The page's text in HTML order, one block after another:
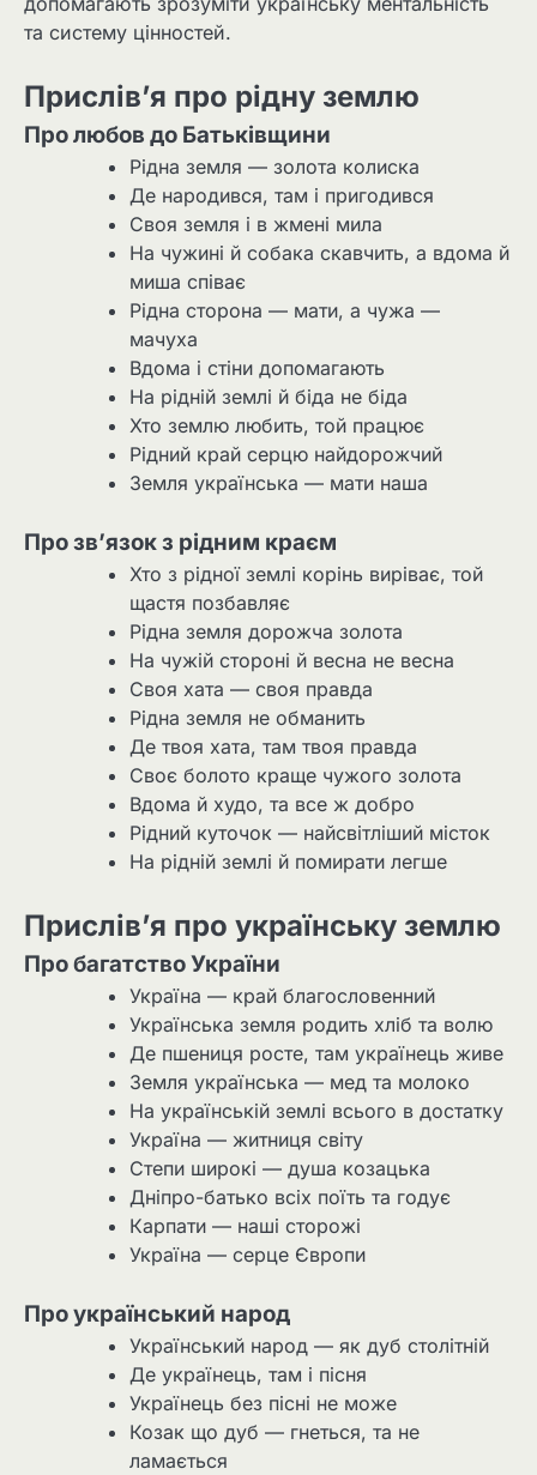
та систему цінностей.
Прислів’я про рідну землю
Про любов до Батьківщини
Рідна земля — золота колиска
Де народився, там і пригодився
Своя земля і в жмені мила
На чужині й собака скавчить, а вдома й
миша співає
Рідна сторона — мати, а чужа —
мачуха
Вдома і стіни допомагають
На рідній землі й біда не біда
Хто землю любить, той працює
Рідний край серцю найдорожчий
Земля українська — мати наша
Про зв’язок з рідним краєм
Хто з рідної землі корінь виріває, той
щастя позбавляє
Рідна земля дорожча золота
На чужій стороні й весна не весна
Своя хата — своя правда
Рідна земля не обманить
Де твоя хата, там твоя правда
Своє болото краще чужого золота
Вдома й худо, та все ж добро
Рідний куточок — найсвітліший місток
На рідній землі й помирати легше
Прислів’я про українську землю
Про багатство України
Україна — край благословенний
Українська земля родить хліб та волю
Де пшениця росте, там українець живе
Земля українська — мед та молоко
На українській землі всього в достатку
Україна — житниця світу
Степи широкі — душа козацька
Дніпро-батько всіх поїть та годує
Карпати — наші сторожі
Україна — серце Європи
Про український народ
Український народ — як дуб столітній
Де українець, там і пісня
Українець без пісні не може
Козак що дуб — гнеться, та не
ламається